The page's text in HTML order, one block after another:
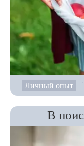
Личный опыт
В